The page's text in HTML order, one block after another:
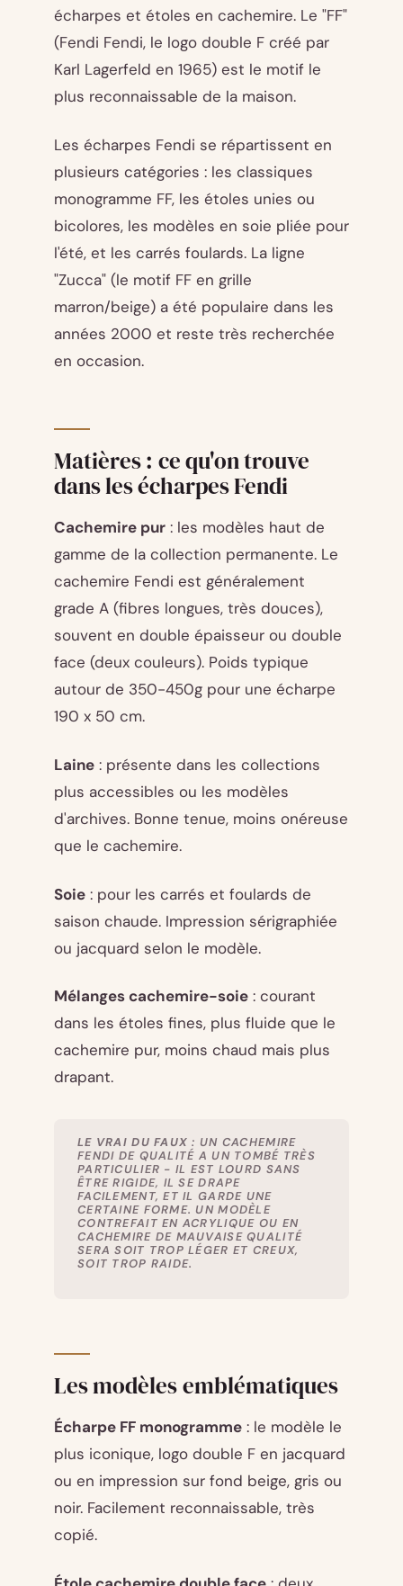
écharpes et étoles en cachemire. Le "FF"
(Fendi Fendi, le logo double F créé par
Karl Lagerfeld en 1965) est le motif le
plus reconnaissable de la maison.
Les écharpes Fendi se répartissent en
plusieurs catégories : les classiques
monogramme FF, les étoles unies ou
bicolores, les modèles en soie pliée pour
l'été, et les carrés foulards. La ligne
"Zucca" (le motif FF en grille
marron/beige) a été populaire dans les
années 2000 et reste très recherchée
en occasion.
Matières : ce qu'on trouve
dans les écharpes Fendi
Cachemire pur : les modèles haut de
gamme de la collection permanente. Le
cachemire Fendi est généralement
grade A (fibres longues, très douces),
souvent en double épaisseur ou double
face (deux couleurs). Poids typique
autour de 350-450g pour une écharpe
190 x 50 cm.
Laine : présente dans les collections
plus accessibles ou les modèles
d'archives. Bonne tenue, moins onéreuse
que le cachemire.
Soie : pour les carrés et foulards de
saison chaude. Impression sérigraphiée
ou jacquard selon le modèle.
Mélanges cachemire-soie : courant
dans les étoles fines, plus fluide que le
cachemire pur, moins chaud mais plus
drapant.
LE VRAI DU FAUX : UN CACHEMIRE
FENDI DE QUALITÉ A UN TOMBÉ TRÈS
PARTICULIER - IL EST LOURD SANS
ÊTRE RIGIDE, IL SE DRAPE
FACILEMENT, ET IL GARDE UNE
CERTAINE FORME. UN MODÈLE
CONTREFAIT EN ACRYLIQUE OU EN
CACHEMIRE DE MAUVAISE QUALITÉ
SERA SOIT TROP LÉGER ET CREUX,
SOIT TROP RAIDE.
Les modèles emblématiques
Écharpe FF monogramme : le modèle le
plus iconique, logo double F en jacquard
ou en impression sur fond beige, gris ou
noir. Facilement reconnaissable, très
copié.